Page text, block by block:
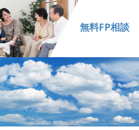
無料FP相談